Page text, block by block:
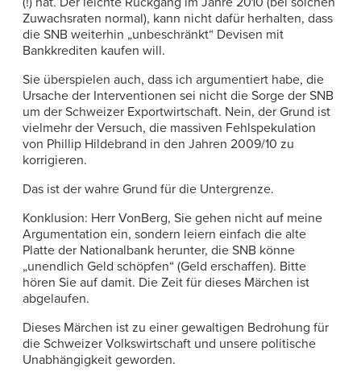
Zuwachsraten normal), kann nicht dafür herhalten, dass
die SNB weiterhin „unbeschränkt“ Devisen mit
Bankkrediten kaufen will.
Sie überspielen auch, dass ich argumentiert habe, die
Ursache der Interventionen sei nicht die Sorge der SNB
um der Schweizer Exportwirtschaft. Nein, der Grund ist
vielmehr der Versuch, die massiven Fehlspekulation
von Phillip Hildebrand in den Jahren 2009/10 zu
korrigieren.
Das ist der wahre Grund für die Untergrenze.
Konklusion: Herr VonBerg, Sie gehen nicht auf meine
Argumentation ein, sondern leiern einfach die alte
Platte der Nationalbank herunter, die SNB könne
„unendlich Geld schöpfen“ (Geld erschaffen). Bitte
hören Sie auf damit. Die Zeit für dieses Märchen ist
abgelaufen.
Dieses Märchen ist zu einer gewaltigen Bedrohung für
die Schweizer Volkswirtschaft und unsere politische
Unabhängigkeit geworden.